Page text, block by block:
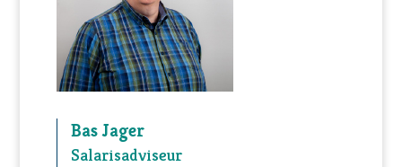
Bas Jager
Salarisadviseur